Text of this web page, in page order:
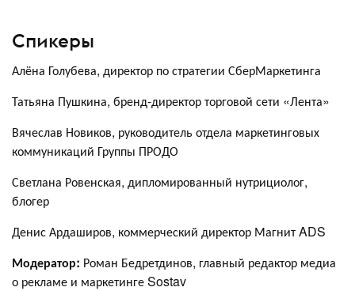
Спикеры
Алёна Голубева, директор по стратегии СберМаркетинга
Татьяна Пушкина, бренд-директор торговой сети «Лента»
Вячеслав Новиков, руководитель отдела маркетинговых
коммуникаций Группы ПРОДО
Светлана Ровенская, дипломированный нутрициолог,
блогер
Денис Ардаширов, коммерческий директор Магнит ADS
Модератор: Роман Бедретдинов, главный редактор медиа
о рекламе и маркетинге Sostav